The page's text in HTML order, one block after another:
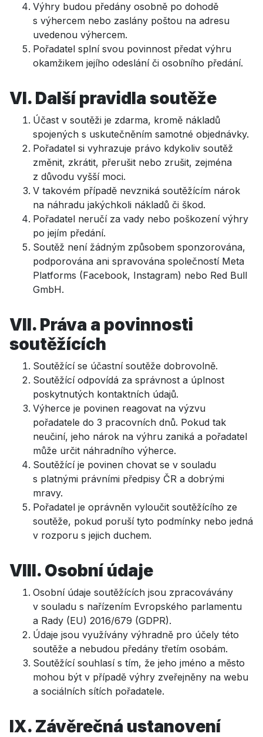
Výhry budou předány osobně po dohodě
s výhercem nebo zaslány poštou na adresu
uvedenou výhercem.
Pořadatel splní svou povinnost předat výhru
okamžikem jejího odeslání či osobního předání.
VI. Další pravidla soutěže
Účast v soutěži je zdarma, kromě nákladů
spojených s uskutečněním samotné objednávky.
Pořadatel si vyhrazuje právo kdykoliv soutěž
změnit, zkrátit, přerušit nebo zrušit, zejména
z důvodu vyšší moci.
V takovém případě nevzniká soutěžícím nárok
na náhradu jakýchkoli nákladů či škod.
Pořadatel neručí za vady nebo poškození výhry
po jejím předání.
Soutěž není žádným způsobem sponzorována,
podporována ani spravována společností Meta
Platforms (Facebook, Instagram) nebo Red Bull
GmbH.
VII. Práva a povinnosti
soutěžících
Soutěžící se účastní soutěže dobrovolně.
Soutěžící odpovídá za správnost a úplnost
poskytnutých kontaktních údajů.
Výherce je povinen reagovat na výzvu
pořadatele do 3 pracovních dnů. Pokud tak
neučiní, jeho nárok na výhru zaniká a pořadatel
může určit náhradního výherce.
Soutěžící je povinen chovat se v souladu
s platnými právními předpisy ČR a dobrými
mravy.
Pořadatel je oprávněn vyloučit soutěžícího ze
soutěže, pokud poruší tyto podmínky nebo jedná
v rozporu s jejich duchem.
VIII. Osobní údaje
Osobní údaje soutěžících jsou zpracovávány
v souladu s nařízením Evropského parlamentu
a Rady (EU) 2016/679 (GDPR).
Údaje jsou využívány výhradně pro účely této
soutěže a nebudou předány třetím osobám.
Soutěžící souhlasí s tím, že jeho jméno a město
mohou být v případě výhry zveřejněny na webu
a sociálních sítích pořadatele.
IX. Závěrečná ustanovení